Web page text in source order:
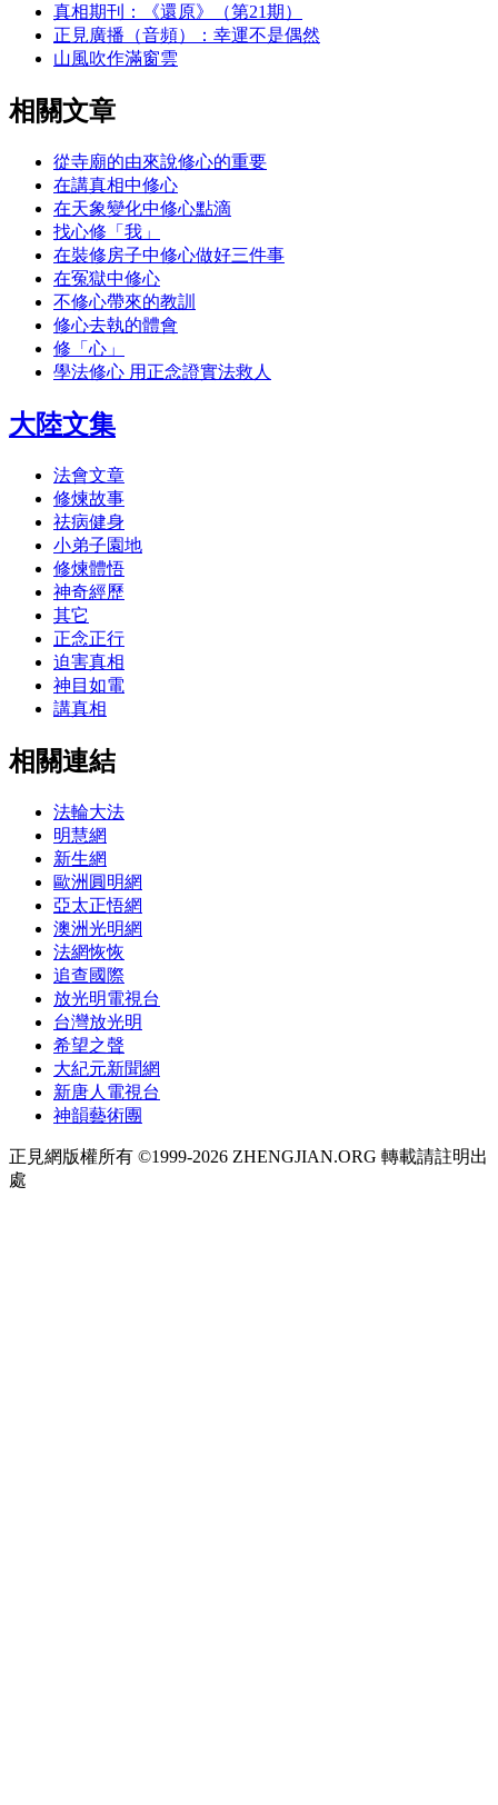
真相期刊：《還原》（第21期）
正見廣播（音頻）：幸運不是偶然
山風吹作滿窗雲
相關文章
從寺廟的由來說修心的重要
在講真相中修心
在天象變化中修心點滴
找心修「我」
在裝修房子中修心做好三件事
在冤獄中修心
不修心帶來的教訓
修心去執的體會
修「心」
學法修心 用正念證實法救人
大陸文集
法會文章
修煉故事
祛病健身
小弟子園地
修煉體悟
神奇經歷
其它
正念正行
迫害真相
神目如電
講真相
相關連結
法輪大法
明慧網
新生網
歐洲圓明網
亞太正悟網
澳洲光明網
法網恢恢
追查國際
放光明電視台
台灣放光明
希望之聲
大紀元新聞網
新唐人電視台
神韻藝術團
正見網版權所有 ©1999-2026 ZHENGJIAN.ORG 轉載請註明出
處